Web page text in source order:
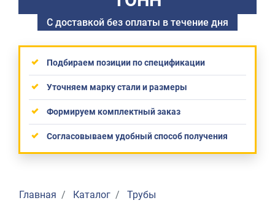
С доставкой без оплаты в течение дня
Подбираем позиции по спецификации
Уточняем марку стали и размеры
Формируем комплектный заказ
Согласовываем удобный способ получения
Главная Каталог
Трубы